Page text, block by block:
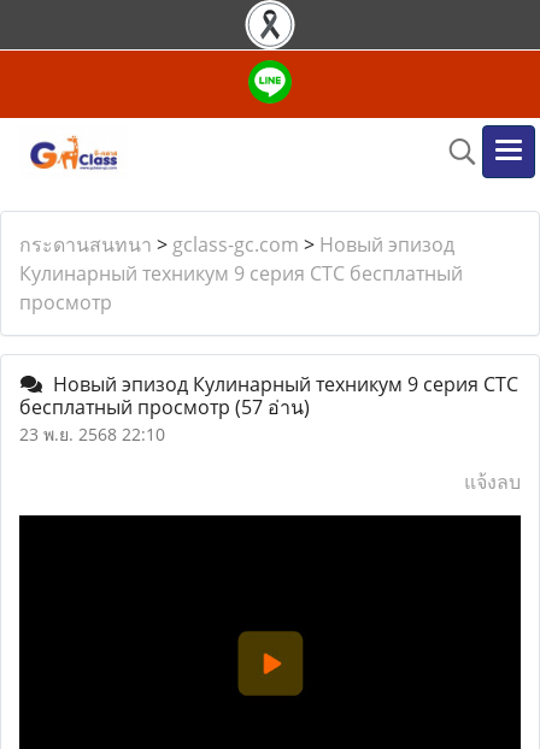
กระดานสนทนา > gclass-gc.com > Новый эпизод
Кулинарный техникум 9 серия СТС бесплатный
просмотр
Новый эпизод Кулинарный техникум 9 серия СТС
бесплатный просмотр (57 อ่าน)
23 พ.ย. 2568 22:10
แจ้งลบ